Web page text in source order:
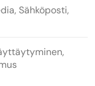
Sähköposti,